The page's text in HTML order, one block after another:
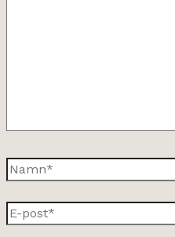
Namn*
E-
post*